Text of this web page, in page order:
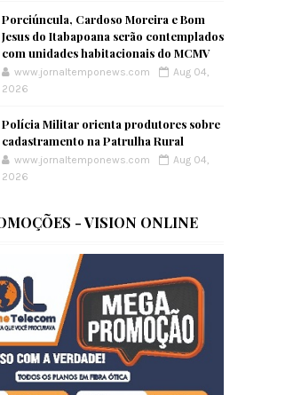
Porciúncula, Cardoso Moreira e Bom
Jesus do Itabapoana serão contemplados
com unidades habitacionais do MCMV
www.jornaltemponews.com
Aug 04,
2026
Polícia Militar orienta produtores sobre
cadastramento na Patrulha Rural
www.jornaltemponews.com
Aug 04,
2026
- VISION ONLINE